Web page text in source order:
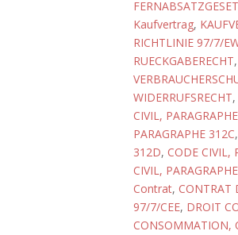
Kaufvertrag,
RICHTLINIE 97/7/
RUECKGABERECHT,
WIDERRUFSRECHT,
CIVIL,
PARAGRAPHE 312C,
312D, CODE CIVIL,
CIVIL,
Contrat, CONTRAT
97/7/CEE, DROIT
CONSOMMATION,